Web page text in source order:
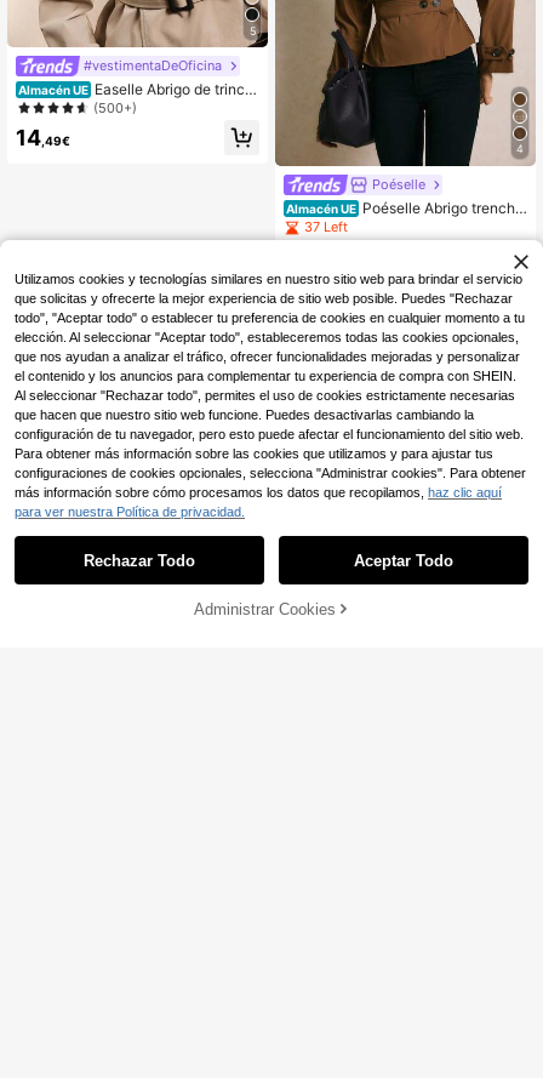
5
#vestimentaDeOficina
Almacén UE Easelle Abrigo de trinch
era vintage con cuello alto, cintura
de trinchera con cinturón, ropa de a
(500+)
14 ,49€
4
Poéselle
Almacén UE Poéselle Abrigo trench d
e mujer con cinturón y bolsillos, uni
color para otoño e invierno
37 Left
AÑADIR A LA BOLSA
Utilizamos cookies y tecnologías similares en nuestro sitio web para brindar el servicio
que solicitas y ofrecerte la mejor experiencia de sitio web posible. Puedes "Rechazar
todo", "Aceptar todo" o establecer tu preferencia de cookies en cualquier momento a tu
elección. Al seleccionar "Aceptar todo", estableceremos todas las cookies opcionales,
que nos ayudan a analizar el tráfico, ofrecer funcionalidades mejoradas y personalizar
el contenido y los anuncios para complementar tu experiencia de compra con SHEIN.
Al seleccionar "Rechazar todo", permites el uso de cookies estrictamente necesarias
que hacen que nuestro sitio web funcione. Puedes desactivarlas cambiando la
configuración de tu navegador, pero esto puede afectar el funcionamiento del sitio web.
Para obtener más información sobre las cookies que utilizamos y para ajustar tus
configuraciones de cookies opcionales, selecciona "Administrar cookies". Para obtener
más información sobre cómo procesamos los datos que recopilamos, haz clic aquí
para ver nuestra Política de privacidad.
Rechazar Todo Aceptar Todo
Administrar Cookies